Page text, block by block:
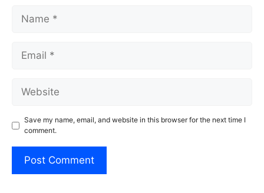
Name
Email
Website
Save my name, email, and website in this browser for the next time I
comment.